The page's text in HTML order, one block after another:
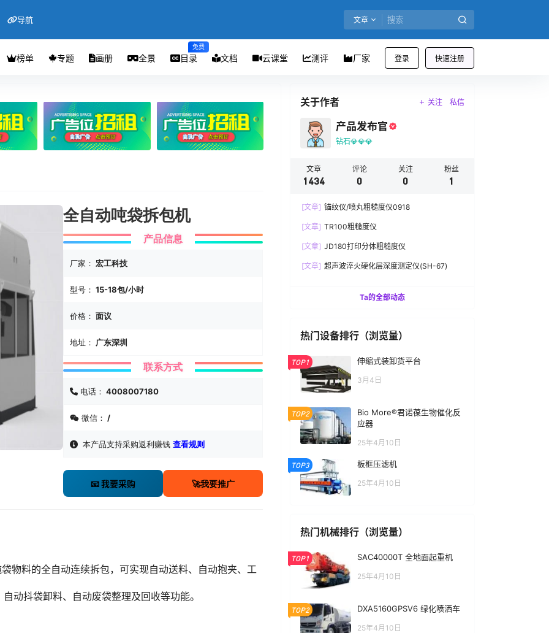
导航 文章
登录 快速注册
榜单 专题 画册 全景 目录
免费
文档 云课堂 测评 厂家
全自动吨袋拆包机
产品信息
厂家： 宏工科技
型号： 15-18包/小时
价格： 面议
地址： 广东深圳
联系方式
电话： 4008007180
微信： /
本产品支持采购返利赚钱 查看规则
📧 我要采购 🚀我要推广
物料的全自动连续拆包，可实现自动送料、自动抱夹、工
动抖袋卸料、自动废袋整理及回收等功能。
关于作者 关注 私信
产品发布官
钻石💎💎💎
文章
1434
评论
0
关注
0
粉丝
1
[文章] 锚纹仪/喷丸粗糙度仪0918
[文章] TR100粗糙度仪
[文章] JD180打印分体粗糙度仪
[文章] 超声波淬火硬化层深度测定仪(SH-67)
Ta的全部动态
热门设备排行（浏览量）
TOP1 伸缩式装卸货平台
3月4日
TOP2
Bio More®君诺葆生物催化反
应器
25年4月10日
TOP3 板框压滤机
25年4月10日
热门机械排行（浏览量）
TOP1 SAC40000T 全地面起重机
25年4月10日
TOP2 DXA5160GPSV6 绿化喷洒车
25年4月10日